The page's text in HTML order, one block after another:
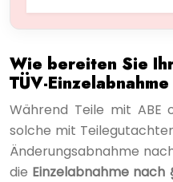
Wie bereiten Sie
TÜV-
Während Teile mit ABE
solche mit
Änderungsabnahme
die Einzelabnahme nach